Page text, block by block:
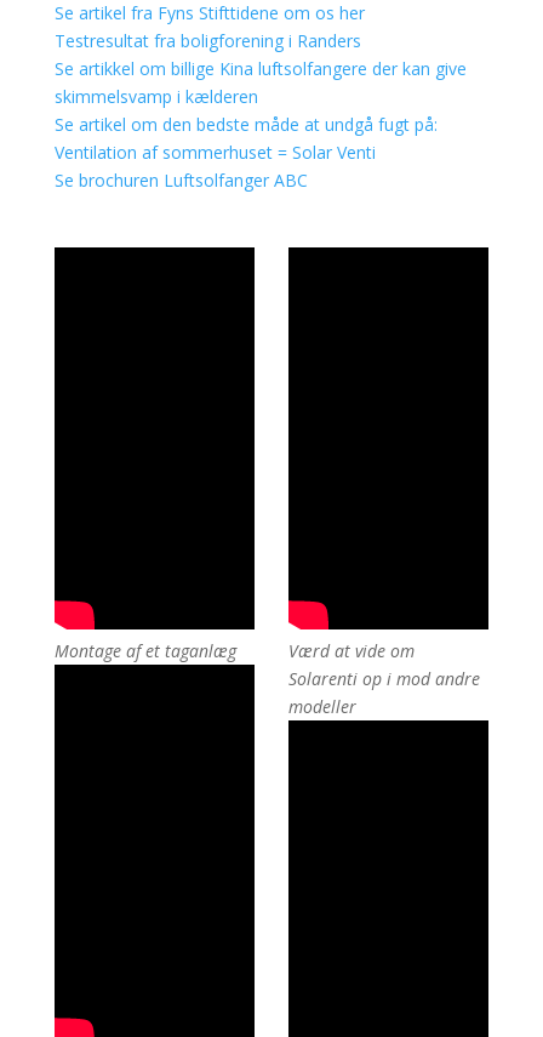
Se artikel fra Fyns Stifttidene om os her
Testresultat fra boligforening i Randers
Se artikkel om billige Kina luftsolfangere der kan give
skimmelsvamp i kælderen
Se artikel om den bedste måde at undgå fugt på:
Ventilation af sommerhuset = Solar Venti
Se brochuren Luftsolfanger ABC
Montage af et taganlæg
Værd at vide om
Solarenti op i mod andre
modeller